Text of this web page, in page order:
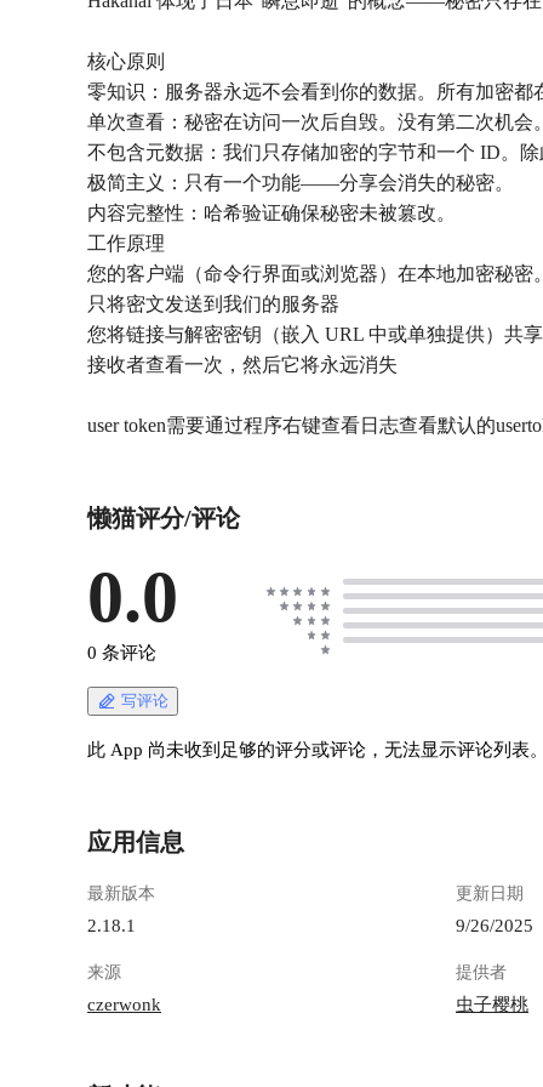
核心原则
零知识：服务器永远不会看到你的数据。所有加密都
单次查看：秘密在访问一次后自毁。没有第二次机会
不包含元数据：我们只存储加密的字节和一个 ID。
极简主义：只有一个功能——分享会消失的秘密。
内容完整性：哈希验证确保秘密未被篡改。
工作原理
您的客户端（命令行界面或浏览器）在本地加密秘密
只将密文发送到我们的服务器
您将链接与解密密钥（嵌入 URL 中或单独提供）共享
接收者查看一次，然后它将永远消失
user token需要通过程序右键查看日志查看默认的
懒猫评分/评论
0.0
0 条评论
写评论
此 App 尚未收到足够的评分或评论，无法显示评论列表
应用信息
最新版本
2.18.1
更新日期
9/26/2025
来源
czerwonk
提供者
虫子樱桃